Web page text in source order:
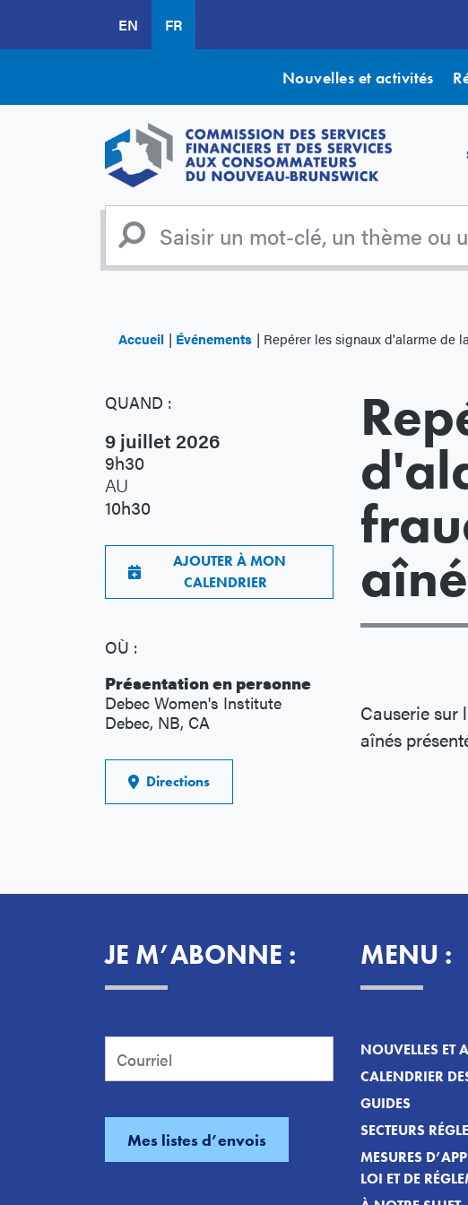
contenu
EN FR
Nouvelles et activités
Accueil Événements Repérer les signaux d'alarme de
QUAND :
9 juillet 2026
9h30
AU
10h30
AJOUTER À MON
CALENDRIER
OÙ :
Présentation en personne
Debec Women's Institute
Debec, NB, CA
Directions
Causerie sur
aînés
JE M’ABONNE : MENU :
NOUVELLES ET
CALENDRIER
GUIDES
SECTEURS
MESURES
LOI ET DE